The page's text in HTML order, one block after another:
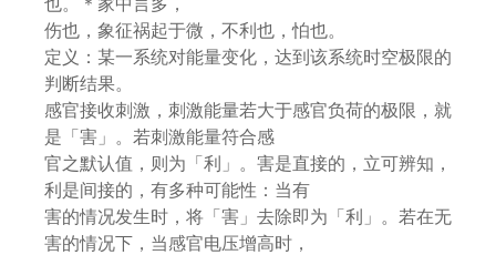
伤也，象征祸起于微，不利也，怕也。
定义：某一系统对能量变化，达到该系统时空极限的
判断结果。
感官接收刺激，刺激能量若大于感官负荷的极限，就
是「害」。若刺激能量符合感
官之默认值，则为「利」。害是直接的，立可辨知，
利是间接的，有多种可能性：当有
害的情况发生时，将「害」去除即为「利」。若在无
害的情况下，当感官电压增高时，